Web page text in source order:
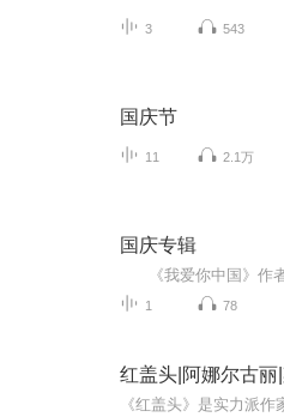
3 543
国庆节
11 2.1万
国庆专辑
1 78
红盖头|阿娜尔古丽